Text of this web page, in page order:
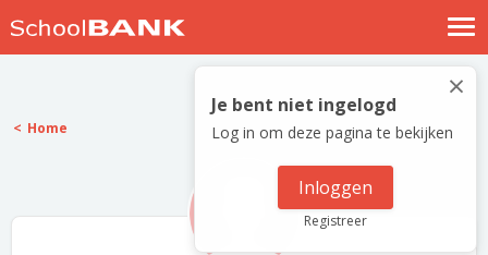
Nostalgische verhalen
Log in
Meld je gratis aan
×
Je bent niet ingelogd
Log in om deze pagina te bekijken
Inloggen
Registreer
Home